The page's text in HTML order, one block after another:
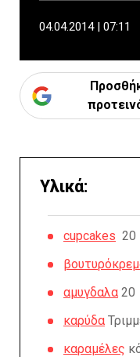
04.04.2014 | 07:11
Υλικά:
cupcakes 20
αμυγδαλα 20
καρύδα
καραμέλες